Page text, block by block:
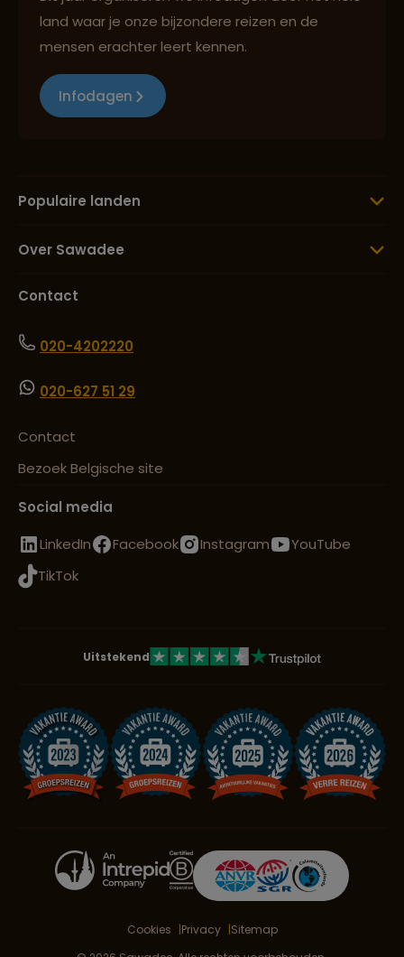
land waar je onze bijzondere reizen en de
mensen erachter leert kennen.
Infodagen
Populaire landen
Over Sawadee
Contact
020-4202220
020-627 51 29
Contact
Bezoek Belgische site
Social media
LinkedIn
Facebook Instagram
YouTube
TikTok
Uitstekend
Cookies Privacy
Sitemap